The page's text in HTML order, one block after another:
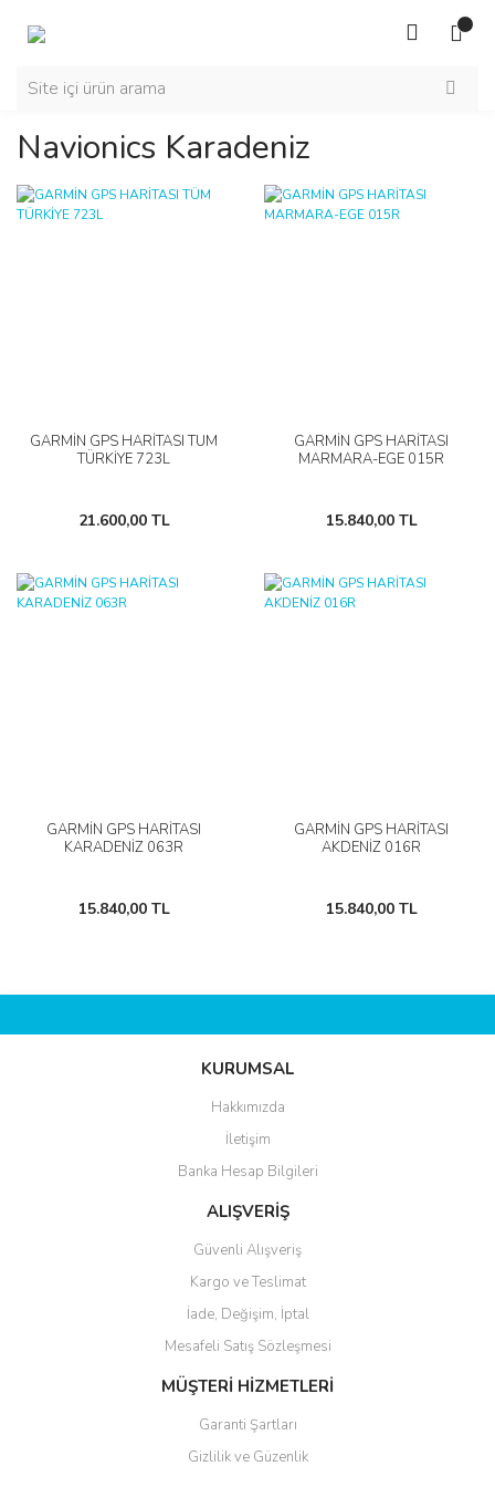
Navionics Karadeniz
GARMİN GPS HARİTASI TÜM
TÜRKİYE 723L
21.600,00 TL
GARMİN GPS HARİTASI
MARMARA-EGE 015R
15.840,00 TL
GARMİN GPS HARİTASI
KARADENİZ 063R
15.840,00 TL
GARMİN GPS HARİTASI
AKDENİZ 016R
15.840,00 TL
KURUMSAL
Hakkımızda
İletişim
Banka Hesap Bilgileri
ALIŞVERİŞ
Güvenli Alışveriş
Kargo ve Teslimat
İade, Değişim, İptal
Mesafeli Satış Sözleşmesi
MÜŞTERİ HİZMETLERİ
Garanti Şartları
Gizlilik ve Güzenlik